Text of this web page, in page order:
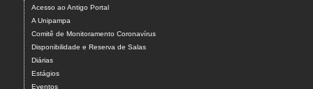
Acesso ao Antigo Portal
A Unipampa
Comitê de Monitoramento Coronavírus
Disponibilidade e Reserva de Salas
Diárias
Estágios
Eventos